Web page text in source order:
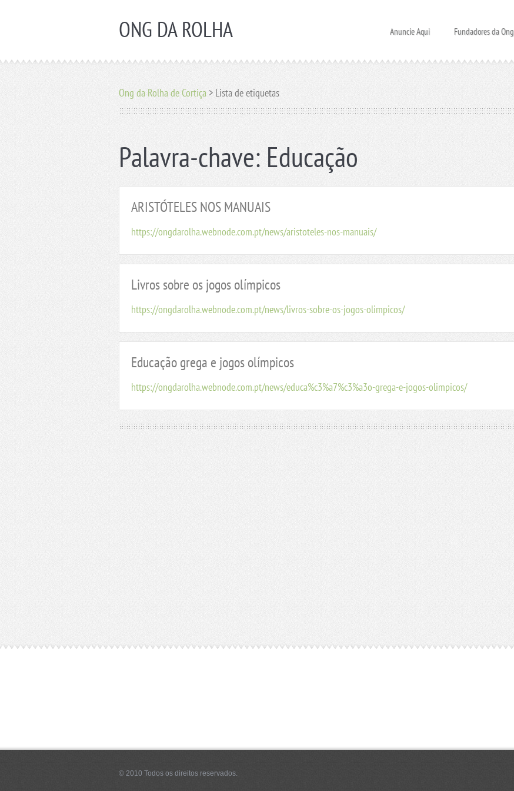
ONG DA ROLHA Anuncie Aqui Fundadores da Ong
Ong da Rolha de Cortiça > Lista de etiquetas
Palavra-chave: Educação
ARISTÓTELES NOS MANUAIS
https://ongdarolha.webnode.com.pt/news/aristoteles-nos-manuais/
Livros sobre os jogos olímpicos
https://ongdarolha.webnode.com.pt/news/livros-sobre-os-jogos-olimpicos/
Educação grega e jogos olímpicos
https://ongdarolha.webnode.com.pt/news/educa%c3%a7%c3%a3o-grega-e-jogos-olimpicos/
© 2010 Todos os direitos reservados.